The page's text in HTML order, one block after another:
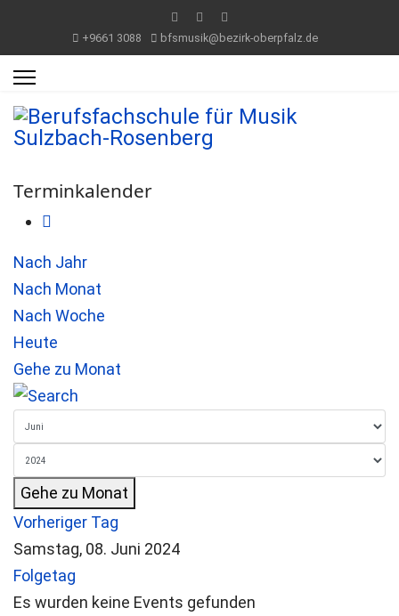
+9661 3088 bfsmusik@bezirk-oberpfalz.de
Terminkalender
Nach Jahr
Nach Monat
Nach Woche
Heute
Gehe zu Monat
Gehe zu Monat
Vorheriger Tag
Samstag, 08. Juni 2024
Folgetag
Es wurden keine Events gefunden